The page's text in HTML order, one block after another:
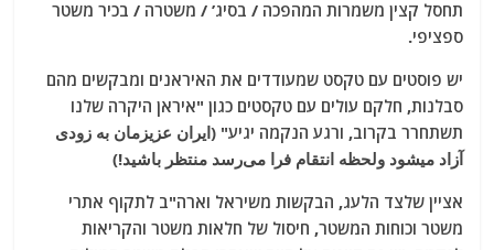
תחסל קצין משמרות המהפכה / בסיג’ / משטרה / בכיר משטר
ספציפי.
יש פוסטים עם טקסט שמעודדים את האיראנים ומבקשים מהם
סבלנות, חלקם עולים עם טקסטים כגון "איראן היקרה שלנו
תשתחרר בקרוב, ורגע הנקמה יגיע" (ایران عزیزمان به زودی
آزاد میشود و‌لحظه انتقام فرا می‌رسد منتظر باشید!)
אציין שלצד הלעג, הבקשות משיראל וארה"ב לתקוף אתרי
משטר וכוחות המשטר, חיסול של חלאות משטר והקריאות